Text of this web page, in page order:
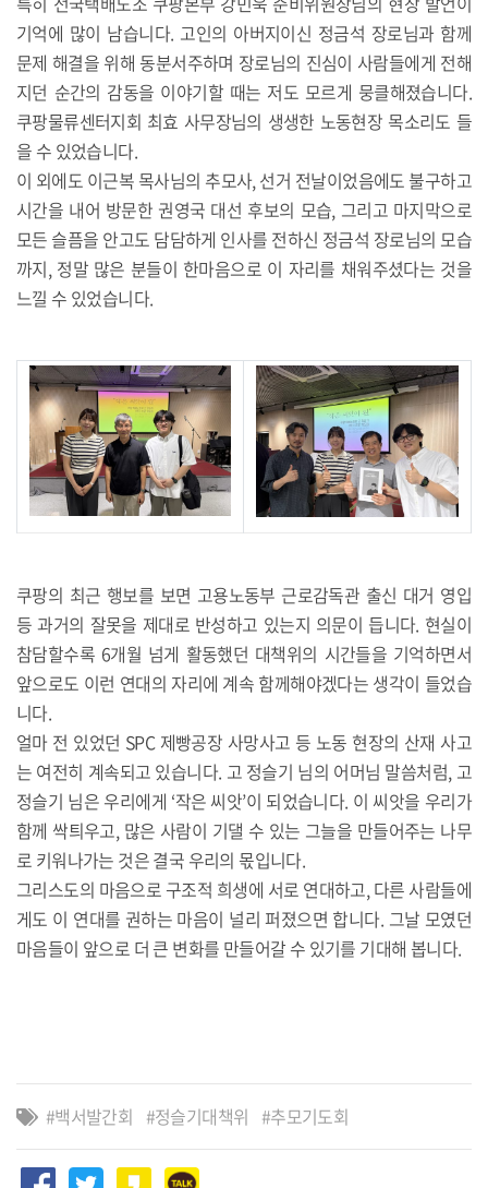
기억에 많이 남습니다. 고인의 아버지이신 정금석 장로님과 함께
문제 해결을 위해 동분서주하며 장로님의 진심이 사람들에게 전해
지던 순간의 감동을 이야기할 때는 저도 모르게 뭉클해졌습니다.
쿠팡물류센터지회 최효 사무장님의 생생한 노동현장 목소리도 들
을 수 있었습니다.
이 외에도 이근복 목사님의 추모사, 선거 전날이었음에도 불구하고
시간을 내어 방문한 권영국 대선 후보의 모습, 그리고 마지막으로
모든 슬픔을 안고도 담담하게 인사를 전하신 정금석 장로님의 모습
까지, 정말 많은 분들이 한마음으로 이 자리를 채워주셨다는 것을
느낄 수 있었습니다.
쿠팡의 최근 행보를 보면 고용노동부 근로감독관 출신 대거 영입
등 과거의 잘못을 제대로 반성하고 있는지 의문이 듭니다. 현실이
참담할수록 6개월 넘게 활동했던 대책위의 시간들을 기억하면서
앞으로도 이런 연대의 자리에 계속 함께해야겠다는 생각이 들었습
니다.
얼마 전 있었던 SPC 제빵공장 사망사고 등 노동 현장의 산재 사고
는 여전히 계속되고 있습니다. 고 정슬기 님의 어머님 말씀처럼, 고
정슬기 님은 우리에게 ‘작은 씨앗’이 되었습니다. 이 씨앗을 우리가
함께 싹틔우고, 많은 사람이 기댈 수 있는 그늘을 만들어주는 나무
로 키워나가는 것은 결국 우리의 몫입니다.
그리스도의 마음으로 구조적 희생에 서로 연대하고, 다른 사람들에
게도 이 연대를 권하는 마음이 널리 퍼졌으면 합니다. 그날 모였던
마음들이 앞으로 더 큰 변화를 만들어갈 수 있기를 기대해 봅니다.
백서발간회 정슬기대책위 추모기도회